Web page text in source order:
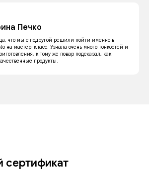
Печко
что мы с подругой решили пойти именно в
на мастер-класс. Узнала очень много тонкостей и
к тому же повар подсказал, как
продукты.
сертификат